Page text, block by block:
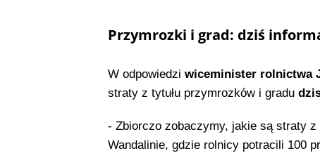
Przymrozki i grad: dziś
W odpowiedzi wiceminister rolnictwa
straty z tytułu przymrozków i gradu
- Zbiorczo zobaczymy, jakie są straty z
Wandalinie, gdzie rolnicy potracili 100